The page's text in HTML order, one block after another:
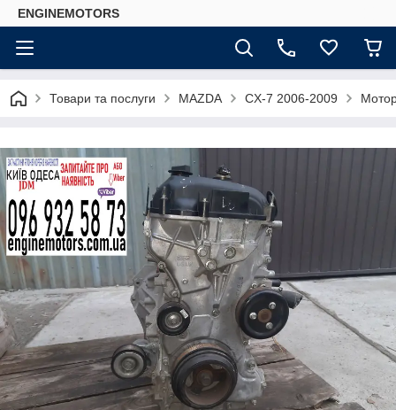
ENGINEMOTORS
Товари та послуги MAZDA CX-7 2006-2009